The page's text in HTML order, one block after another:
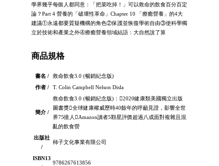
學界幾乎每個人都同意：「把菜吃掉！」可以救命的飲食百分百定
論？Part 4 營養的「破壞性革命」Chapter 10 「療癒營養」的4大
建議①永遠都要質疑機構的角色②保護並恢復學術自由③使科學獨
立於技術和產業之外④療癒營養領域結語：大自然說了算
商品規格
書名 /
救命飲食3.0 (暢銷紀念版)
作者 /
T. Colin Campbell Nelson Disla
簡介 /
救命飲食3.0 (暢銷紀念版)：2020健康類美國獨立出版
圖書獎全球健康權威歷時40餘年的呼籲見證，影響全世
界75億人Amazon讀者5顆星評價超過八成面對複雜且混
亂的飲食營
出版社
/
柿子文化事業有限公司
ISBN13
9786267613856